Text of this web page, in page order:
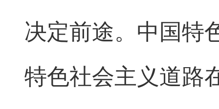
决定前途。中国特
特色社会主义道路